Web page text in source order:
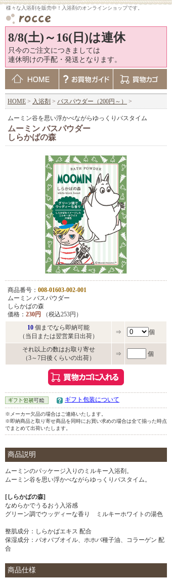
様々な入浴剤を販売中！入浴剤のオンラインショップです。
8/8(土)～16(日)は連休
只今のご注文につきましては
連休明けの手配・発送となります。
HOME > 入浴剤 > バスパウダー（200円～） >
ムーミン谷を思い浮かべながらゆっくりバスタイム
ムーミン バスパウダー
しらかばの森
商品番号： 008-01603-002-001
ムーミン バスパウダー
しらかばの森
価格： 230円
（税込253円）
10 個までなら即納可能
（当日または翌営業日出荷）
⇒ 個
それ以上の数はお取り寄せ
（3～7日後くらいの出荷）
⇒ 個
ギフト包装について
※メーカー欠品の場合はご連絡いたします。
※即納商品と取り寄せ商品を同時にお買い求めの場合は全て揃った時点
でまとめて出荷いたします。
商品説明
ムーミンのパッケージ入りのミルキー入浴剤。
ムーミン谷を思い浮かべながらゆっくりバスタイム。
[しらかばの森]
なめらかでうるおう入浴感
グリーン調でウッディーな香り ミルキーホワイトの湯色
整肌成分：しらかばエキス 配合
保湿成分：バオバブオイル、ホホバ種子油、コラーゲン 配
合
商品仕様